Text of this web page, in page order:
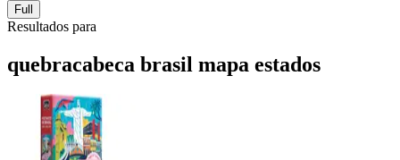
Full
Resultados para
quebracabeca brasil mapa estados